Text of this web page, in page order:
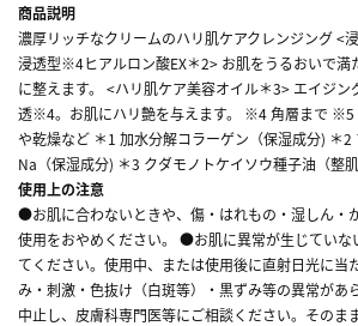
商品説明
濃厚リッチなクリームのハリ肌ケアクレンジング <
浸透型※4ヒアルロン酸EX＊2> お肌をうるおいで満
に整えます。 <ハリ肌ケア美容オイル＊3> エイジ
透※4。お肌にハリ艶を与えます。 ※4 角層まで ※5
や乾燥など ＊1 加水分解コラーゲン（保湿成分) ＊
Na（保湿成分) ＊3 クダモノトケイソウ種子油（整肌
使用上の注意
●お肌に合わないときや、傷・はれもの・湿しん・
使用をおやめください。 ●お肌に異常が生じていな
てください。使用中、または使用後に直射日光に当
み・刺激・色抜け（白斑等）・黒ずみ等の異常があ
中止し、皮膚科専門医等にご相談ください。そのま